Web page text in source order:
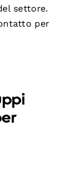
settore.
per